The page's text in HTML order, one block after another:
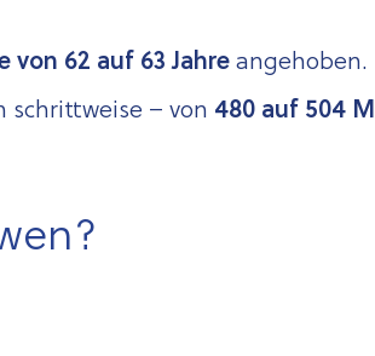
von 62 auf 63 Jahreange­ho­ben.
schrittweise – von 480 auf 504 M